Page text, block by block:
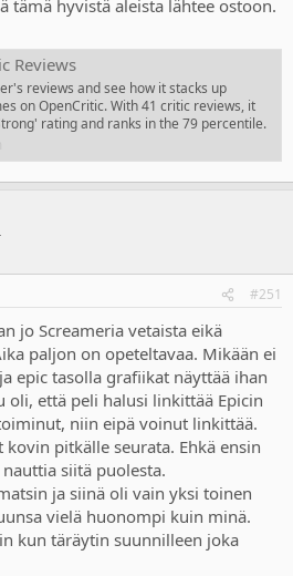
hyvistä aleista lähtee ostoon.
Reviews
reviews and see how it stacks up
on OpenCritic. With 41 critic reviews, it
rating and ranks in the 79 percentile.
#251
jo Screameria vetaista eikä
paljon on opeteltavaa. Mikään ei
epic tasolla grafiikat näyttää ihan
oli, että peli halusi linkittää Epicin
niin eipä voinut linkittää.
pitkälle seurata. Ehkä ensin
siitä puolesta.
ja siinä oli vain yksi toinen
vielä huonompi kuin minä.
kun täräytin suunnilleen joka